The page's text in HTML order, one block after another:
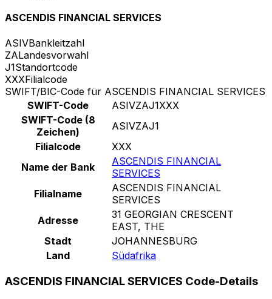
ASCENDIS FINANCIAL SERVICES
ASIVBankleitzahl
ZALandesvorwahl
J1Standortcode
XXXFilialcode
SWIFT/BIC-Code für ASCENDIS FINANCIAL SERVICES
SWIFT-Code
ASIVZAJ1XXX
SWIFT-Code (8
Zeichen)
ASIVZAJ1
Filialcode
XXX
Name der Bank
ASCENDIS FINANCIAL
SERVICES
Filialname
ASCENDIS FINANCIAL
SERVICES
Adresse
31 GEORGIAN CRESCENT
EAST, THE
Stadt
JOHANNESBURG
Land
Südafrika
ASCENDIS FINANCIAL SERVICES Code-Details